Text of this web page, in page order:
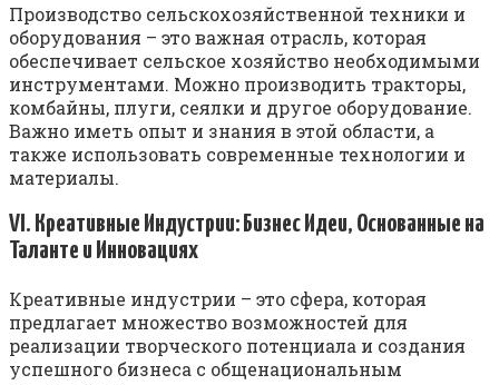
Производство сельскохозяйственной техники и
оборудования – это важная отрасль, которая
обеспечивает сельское хозяйство необходимыми
инструментами. Можно производить тракторы,
комбайны, плуги, сеялки и другое оборудование.
Важно иметь опыт и знания в этой области, а
также использовать современные технологии и
материалы.
VI. Креативные Индустрии: Бизнес Идеи, Основанные на
Таланте и Инновациях
Креативные индустрии – это сфера, которая
предлагает множество возможностей для
реализации творческого потенциала и создания
успешного бизнеса с общенациональным